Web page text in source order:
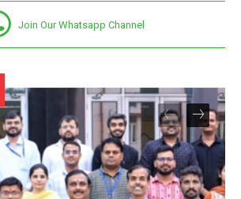
Join Our Whatsapp Channel